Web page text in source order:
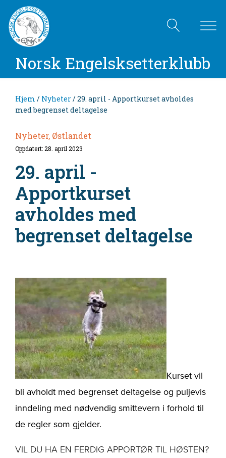
Norsk Engelsksetterklubb
Hjem / Nyheter/ 29. april - Apportkurset avholdes
med begrenset deltagelse
Nyheter, Østlandet
Oppdatert: 28. april 2023
29. april -
Apportkurset
avholdes med
begrenset deltagelse
Kurset vil
bli avholdt med begrenset deltagelse og puljevis
inndeling med nødvendig smittevern i forhold til
de regler som gjelder.
VIL DU HA EN FERDIG APPORTØR TIL HØSTEN?